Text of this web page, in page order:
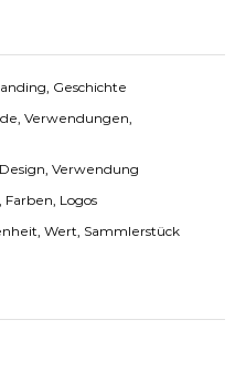
Geschichte
Verwendungen,
Verwendung
Logos
Wert, Sammlerstück